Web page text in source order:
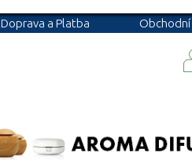
Doprava a Platba
Obchodní